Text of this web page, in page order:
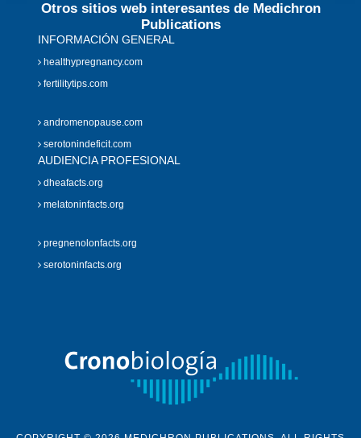
Otros sitios web interesantes de Medichron
Publications
INFORMACIÓN GENERAL
healthypregnancy.com
fertilitytips.com
andromenopause.com
serotonindeficit.com
AUDIENCIA PROFESIONAL
dheafacts.org
melatoninfacts.org
pregnenolonfacts.org
serotoninfacts.org